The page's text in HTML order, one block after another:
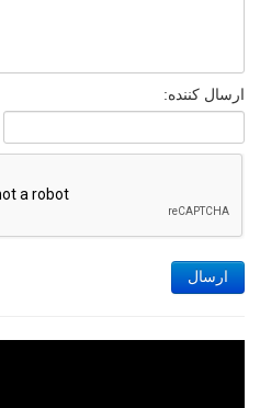
ارسال کننده:
ارسال